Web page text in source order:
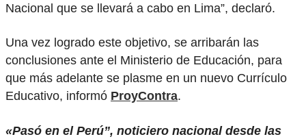
Nacional que se llevará a cabo en Lima”, declaró.
Una vez logrado este objetivo, se arribarán las
conclusiones ante el Ministerio de Educación, para
que más adelante se plasme en un nuevo Currículo
Educativo, informó ProyContra.
«Pasó en el Perú”, noticiero nacional desde las